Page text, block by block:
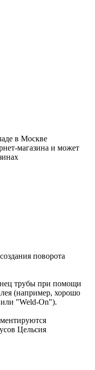
в Москве
магазина и может
поворота
трубы при помощи
(например, хорошо
"Weld-On").
Цельсия